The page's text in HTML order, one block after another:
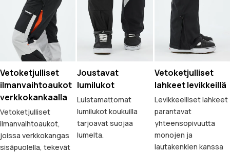
Vetoketjulliset
ilmanvaihtoaukot
verkkokankaalla
Vetoketjulliset
ilmanvaihtoaukot,
joissa verkkokangas
sisäpuolella, tekevät
Joustavat
lumilukot
Luistamattomat
lumilukot koukuilla
tarjoavat suojaa
lumelta.
Vetoketjulliset
lahkeet levikkeillä
Levikkeelliset lahkeet
parantavat
yhteensopivuutta
monojen ja
lautakenkien kanssa